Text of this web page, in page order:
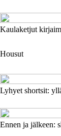
Kaulaketjut
Housut
Lyhyet shortsit:
Ennen ja jälkeen: